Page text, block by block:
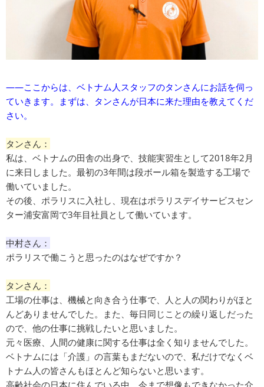
​――ここからは、ベトナム人スタッフのタンさんにお話を伺っ
ていきます。まずは、タンさんが日本に来た理由を教えてくだ
さい。
タンさん：
私は、ベトナムの田舎の出身で、技能実習生として2018年2月
に来日しました。最初の3年間は段ボール箱を製造する工場で
働いていました。
その後、ポラリスに入社し、現在はポラリスデイサービスセン
ター浦安富岡で3年目社員として働いています。
中村さん：
ポラリスで働こうと思ったのはなぜですか？
タンさん：
工場の仕事は、機械と向き合う仕事で、人と人の関わりがほと
んどありませんでした。また、毎日同じことの繰り返しだった
ので、他の仕事に挑戦したいと思いました。
元々医療、人間の健康に関する仕事は全く知りませんでした。
ベトナムには「介護」の言葉もまだないので、私だけでなくベ
トナム人の皆さんもほとんど知らないと思います。